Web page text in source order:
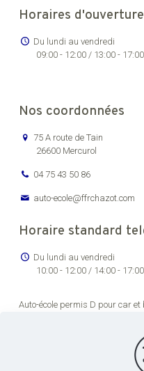
Horaires
Du lundi au vendredi
09:00 - 12:00 / 13:00 - 17:00
Nos coordonnées
75 A route de Tain
26600 Mercurol
04 75 43 50 86
auto-ecole@ffrchazot.com
Horaire standard
Du lundi au vendredi
10:00 - 12:00 / 14:00 - 17:00
Auto-école permis D pour car et
permis transport en commun
conduire poids lourds Grenoble